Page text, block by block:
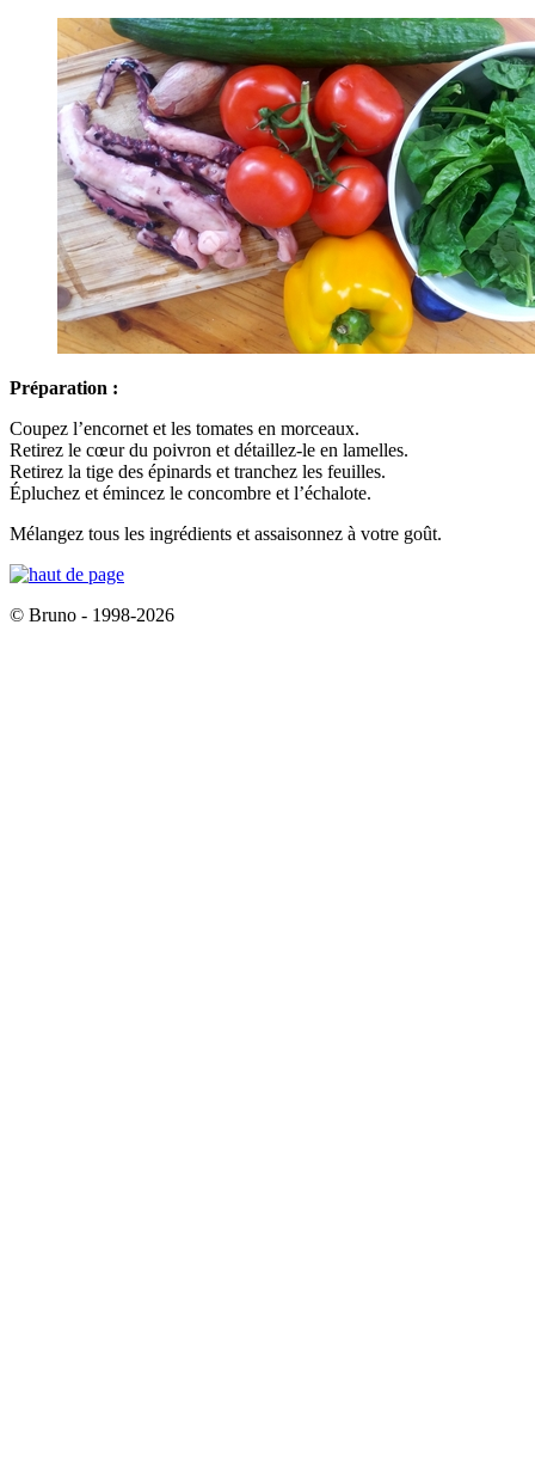
Préparation :
Coupez l’encornet et les tomates en morceaux.
Retirez le cœur du poivron et détaillez-le en lamelles.
Retirez la tige des épinards et tranchez les feuilles.
Épluchez et émincez le concombre et l’échalote.
Mélangez tous les ingrédients et assaisonnez à votre goût.
© Bruno - 1998-2026